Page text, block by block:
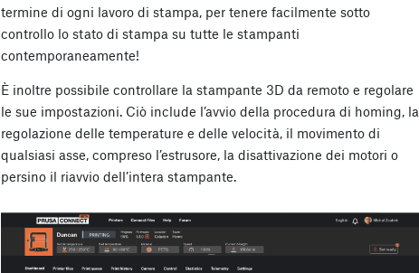
termine di ogni lavoro di stampa, per tenere facilmente sotto
controllo lo stato di stampa su tutte le stampanti
contemporaneamente!
È inoltre possibile controllare la stampante 3D da remoto e regolare
le sue impostazioni. Ciò include l’avvio della procedura di homing, la
regolazione delle temperature e delle velocità, il movimento di
qualsiasi asse, compreso l’estrusore, la disattivazione dei motori o
persino il riavvio dell’intera stampante.